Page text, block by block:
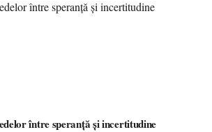
între speranță și incertitudine